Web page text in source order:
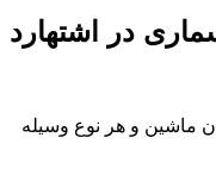
در اشتهارد
ماشین و هر نوع وسیله